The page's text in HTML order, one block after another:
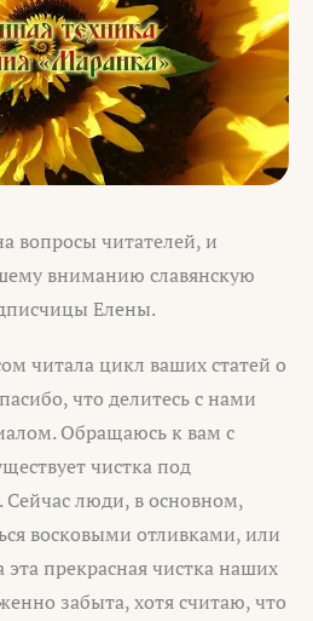
вопросы читателей, и
вниманию славянскую
Елены.
читала цикл ваших статей о
что делитесь с нами
Обращаюсь к вам с
чистка под
люди, в основном,
восковыми отливками, или
прекрасная чистка наших
забыта, хотя считаю, что